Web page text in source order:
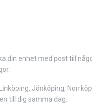
din enhet med post till
Jönköping,
till dig samma dag.